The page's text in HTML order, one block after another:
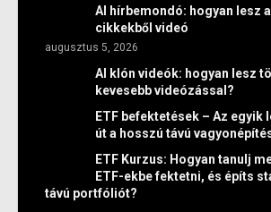
AI hírbemondó: hogyan lesz
cikkekből videó
augusztus 5, 2026
AI klón videók: hogyan lesz
kevesebb videózással?
ETF befektetések – Az egyik
út a hosszú távú
ETF Kurzus: Hogyan tanulj
ETF-ekbe fektetni, és építs
távú portfóliót?